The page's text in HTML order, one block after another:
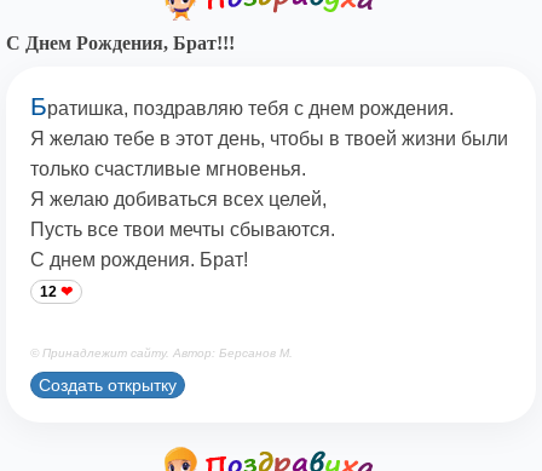
С Днем Рождения, Брат!!!
Братишка, поздравляю тебя с днем рождения.
Я желаю тебе в этот день, чтобы в твоей жизни были
только счастливые мгновенья.
Я желаю добиваться всех целей,
Пусть все твои мечты сбываются.
С днем рождения. Брат!
12
© Принадлежит сайту. Автор: Берсанов М.
Создать открытку